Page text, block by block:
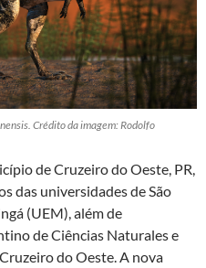
Crédito da imagem: Rodolfo
de Cruzeiro do Oeste, PR,
das universidades de São
(UEM), além de
de Ciências Naturales e
do Oeste. A nova